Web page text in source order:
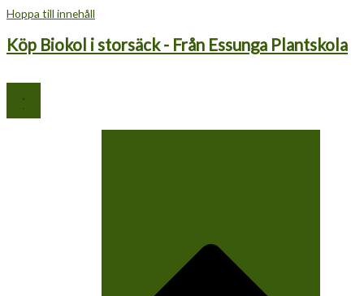
Hoppa till innehåll
Köp Biokol i storsäck - Från Essunga Plantskola